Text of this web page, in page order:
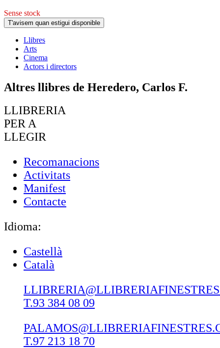
Sense stock
T'avisem quan estigui disponible
Llibres
Arts
Cinema
Actors i directors
Altres llibres de Heredero, Carlos F.
LLIBRERIA
PER A
LLEGIR
Recomanacions
Activitats
Manifest
Contacte
Idioma:
Castellà
Català
T.93 384 08 09
T.97 213 18 70